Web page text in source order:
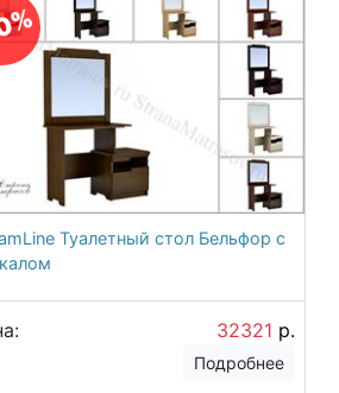
Туалетный стол Бельфор с
32321 р.
Подробнее